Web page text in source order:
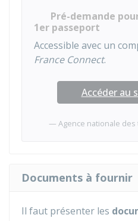
Pré-demande
1er passeport
Accessible avec un
France Connect.
Accéder au
Agence nationale des
Documents à fournir
Il faut présenter les